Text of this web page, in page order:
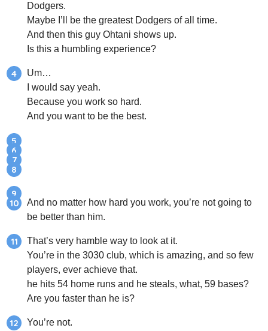
Dodgers.
Maybe I’ll be the greatest Dodgers of all time.
And then this guy Ohtani shows up.
Is this a humbling experience?
Um…
I would say yeah.
Because you work so hard.
And you want to be the best.
And no matter how hard you work, you’re not going to
be better than him.
That’s very hamble way to look at it.
You’re in the 3030 club, which is amazing, and so few
players, ever achieve that.
he hits 54 home runs and he steals, what, 59 bases?
Are you faster than he is?
You’re not.